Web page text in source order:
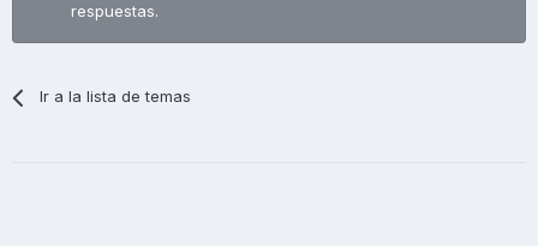
respuestas.
Ir a la lista de temas